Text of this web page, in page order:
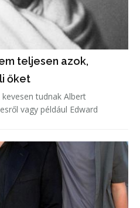
teljesen azok,
őket
tudnak Albert
vagy például Edward